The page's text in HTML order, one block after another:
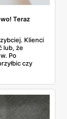
Teraz
Klienci
lub, że
Po
czy